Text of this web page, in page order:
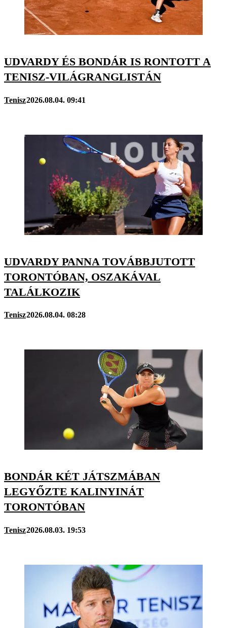
UDVARDY ÉS BONDÁR IS RONTOTT A
TENISZ-VILÁGRANGLISTÁN
Tenisz2026.08.04. 09:41
UDVARDY PANNA TOVÁBBJUTOTT
TORONTÓBAN, OSZAKÁVAL
TALÁLKOZIK
Tenisz2026.08.04. 08:28
BONDÁR KÉT JÁTSZMÁBAN
LEGYŐZTE KALINYINÁT
TORONTÓBAN
Tenisz2026.08.03. 19:53